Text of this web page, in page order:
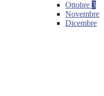
Ottobre 3
Novembre
Dicembre